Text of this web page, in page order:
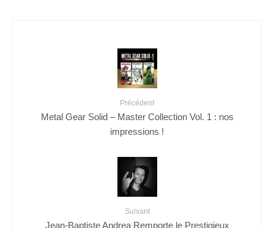
Précédent
Metal Gear Solid – Master Collection Vol. 1 : nos
impressions !
Suivant
Jean-Baptiste Andrea Remporte le Prestigieux